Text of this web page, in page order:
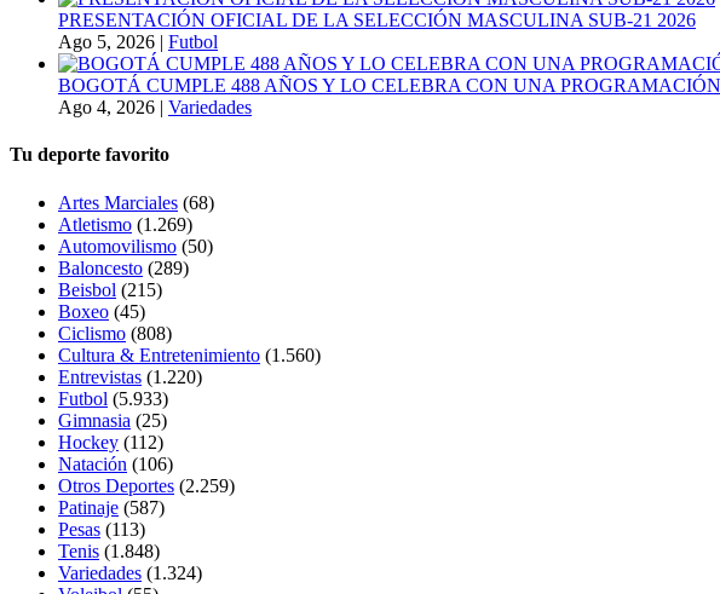
PRESENTACIÓN OFICIAL DE LA SELECCIÓN MASCULINA SUB-21 2026
Ago 5, 2026 | Futbol
BOGOTÁ CUMPLE 488 AÑOS Y LO CELEBRA CON UNA
Ago 4, 2026 | Variedades
Tu deporte favorito
Artes Marciales (68)
Atletismo (1.269)
Automovilismo (50)
Baloncesto (289)
Beisbol (215)
Boxeo (45)
Ciclismo (808)
Cultura & Entretenimiento (1.560)
Entrevistas (1.220)
Futbol (5.933)
Gimnasia (25)
Hockey (112)
Natación (106)
Otros Deportes (2.259)
Patinaje (587)
Pesas (113)
Tenis (1.848)
Variedades (1.324)